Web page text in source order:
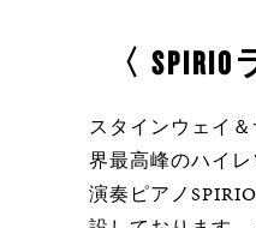
〈
スタインウェイ
界最高峰のハイ
演奏ピアノ